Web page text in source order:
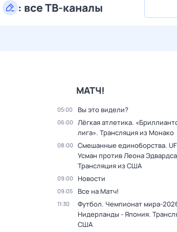
: все ТВ-каналы
МАТЧ!
05:00 Вы это видели?
06:00
Лёгкая атлетика.
лига». Трансляция из Монако
08:00
Смешанные единоборства.
Усман против Леона
Трансляция из США
09:00 Новости
09:05 Все на Матч!
11:30
Футбол. Чемпионат мира-
Нидерланды - Япония.
США